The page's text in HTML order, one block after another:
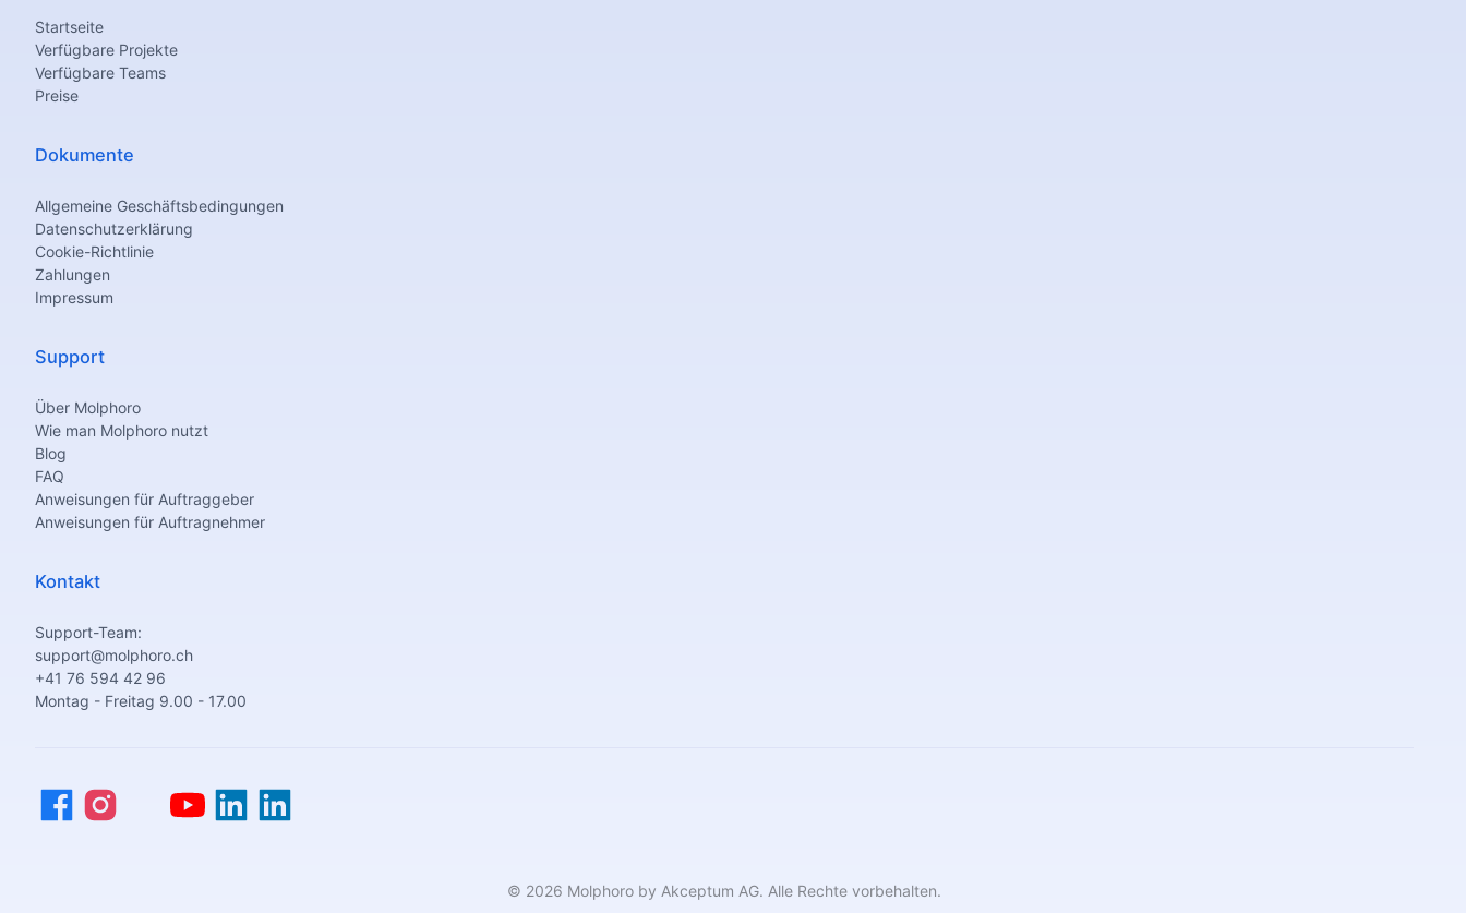
Startseite
Verfügbare Projekte
Verfügbare Teams
Preise
Dokumente
Allgemeine Geschäftsbedingungen
Datenschutzerklärung
Cookie-Richtlinie
Zahlungen
Impressum
Support
Über Molphoro
Wie man Molphoro nutzt
Blog
FAQ
Anweisungen für Auftraggeber
Anweisungen für Auftragnehmer
Kontakt
Support-Team:
support@molphoro.ch
+41 76 594 42 96
Montag - Freitag 9.00 - 17.00
© 2026 Molphoro by Akceptum AG. Alle Rechte vorbehalten.